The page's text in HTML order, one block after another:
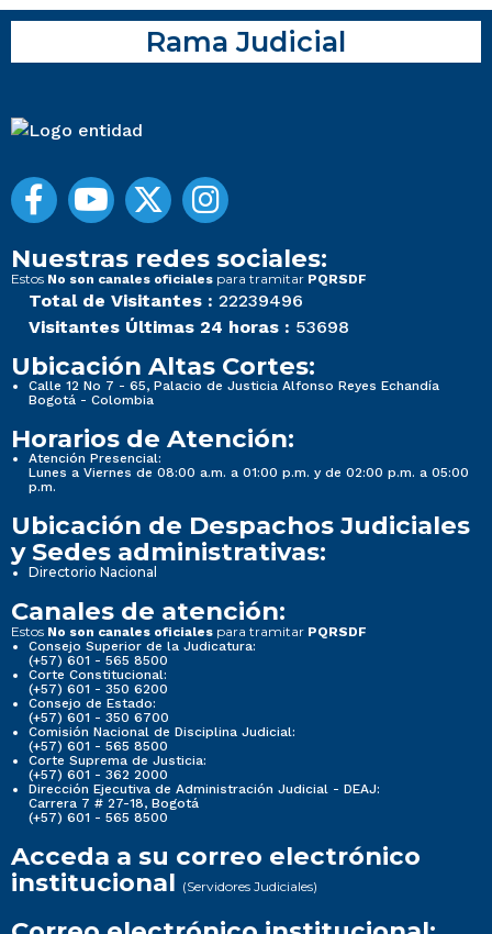
Rama Judicial
Nuestras redes sociales:
Estos No son canales oficiales para tramitar PQRSDF
Total de Visitantes : 22239496
Visitantes Últimas 24 horas : 53698
Ubicación Altas Cortes:
Calle 12 No 7 - 65, Palacio de Justicia Alfonso Reyes Echandía
Bogotá - Colombia
Horarios de Atención:
Atención Presencial:
Lunes a Viernes de 08:00 a.m. a 01:00 p.m. y de 02:00 p.m. a 05:00
p.m.
Ubicación de Despachos Judiciales
y Sedes administrativas:
Directorio Nacional
Canales de atención:
Estos No son canales oficiales para tramitar PQRSDF
Consejo Superior de la Judicatura:
(+57) 601 - 565 8500
Corte Constitucional:
(+57) 601 - 350 6200
Consejo de Estado:
(+57) 601 - 350 6700
Comisión Nacional de Disciplina Judicial:
(+57) 601 - 565 8500
Corte Suprema de Justicia:
(+57) 601 - 362 2000
Dirección Ejecutiva de Administración Judicial - DEAJ:
Carrera 7 # 27-18, Bogotá
(+57) 601 - 565 8500
Acceda a su correo electrónico
institucional (Servidores Judiciales)